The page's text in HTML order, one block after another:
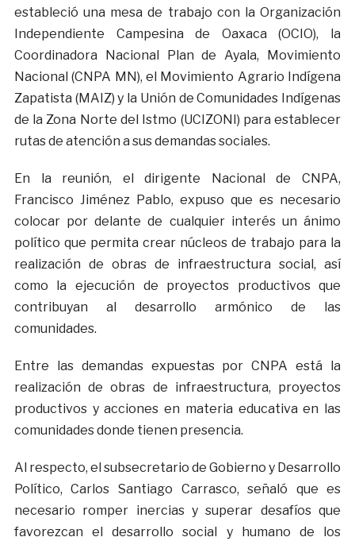
estableció una mesa de trabajo con la Organización
Independiente Campesina de Oaxaca (OCIO), la
Coordinadora Nacional Plan de Ayala, Movimiento
Nacional (CNPA MN), el Movimiento Agrario Indígena
Zapatista (MAIZ) y la Unión de Comunidades Indígenas
de la Zona Norte del Istmo (UCIZONI) para establecer
rutas de atención a sus demandas sociales.
En la reunión, el dirigente Nacional de CNPA,
Francisco Jiménez Pablo, expuso que es necesario
colocar por delante de cualquier interés un ánimo
político que permita crear núcleos de trabajo para la
realización de obras de infraestructura social, así
como la ejecución de proyectos productivos que
contribuyan al desarrollo armónico de las
comunidades.
Entre las demandas expuestas por CNPA está la
realización de obras de infraestructura, proyectos
productivos y acciones en materia educativa en las
comunidades donde tienen presencia.
Al respecto, el subsecretario de Gobierno y Desarrollo
Político, Carlos Santiago Carrasco, señaló que es
necesario romper inercias y superar desafíos que
favorezcan el desarrollo social y humano de los